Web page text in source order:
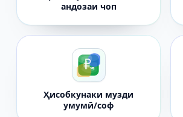
андозаи чоп
Ҳисобкунаки музди
умумӣ/соф